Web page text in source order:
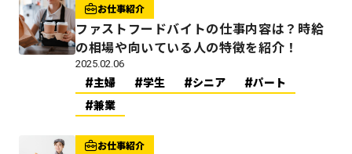
お仕事紹介
ファストフードバイトの仕事内容は？時給
の相場や向いている人の特徴を紹介！
2025.02.06
主婦 学生 シニア
パート
兼業
お仕事紹介